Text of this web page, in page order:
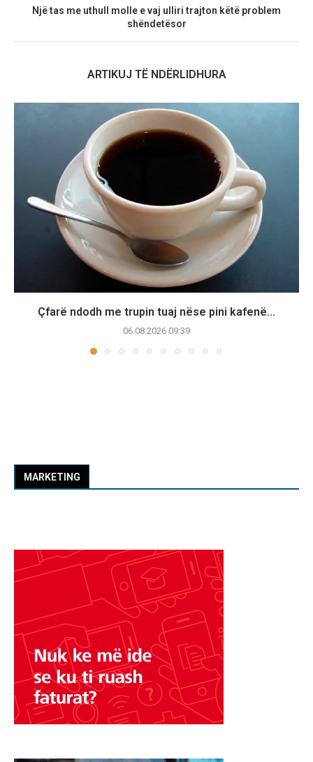
Një tas me uthull molle e vaj ulliri trajton këtë problem
shëndetësor
ARTIKUJ TË NDËRLIDHURA
Çfarë ndodh me trupin tuaj nëse pini kafenë...
06.08.2026 09:39
MARKETING